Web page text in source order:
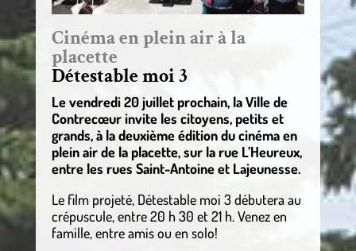
Cinéma en plein air à la
placette
Détestable moi 3
Le vendredi 20 juillet prochain, la Ville de
Contrecœur invite les citoyens, petits et
grands, à la deuxième édition du cinéma en
plein air de la placette, sur la rue L’Heureux,
entre les rues Saint-Antoine et Lajeunesse.
Le film projeté, Détestable moi 3 débutera au
crépuscule, entre 20 h 30 et 21 h. Venez en
famille, entre amis ou en solo!